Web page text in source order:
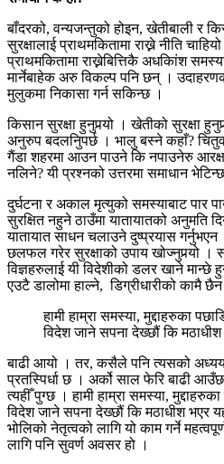
बाँदरको, वन्यजन्तुको होइन, खेतीबाली र
सुरक्षालाई प्राथमकितामा राख्ने नीति
प्राथमकितामा राख्नेबित्तिकै अधकिांश
मार्नेबाहेक अरु विकल्प पनि छन् ।
मुलुकमा निकासा गर्न सकिन्छ ।
किसान सुरक्षा हुनुपर्‍यो । खेतीको सुरक्षा
अनुरुप बदलनिुपर्छ । भालु बस्ने कहाँ?
गैंडा शहरमा आउन पाउने कि नपाउनेरु
नलिने? यी प्रश्नको उत्तरमा समाधान
दुर्घटना र अकाल मृत्युको समस्याबाट पार
सुरक्षित नहुने ठाउँमा यातायातको अनुमति
यातायात साधन चलाउने दुष्प्रयास
छलफल गरेर सुरक्षाको उपाय खोज्नुपर्‍यो ।
विज्ञहरुलाई यी विदेशीको डलर खाने
एउटै डालोमा हाल्ने, डिग्रीधारीको कामै
हामी हाम्रा समस्या, मुद्दाहरुका
विदेश जाने सपना देख्छौं कि मठाधीश
बाढी आयो । तर, कसैले पनि त्यसको
प्रतस्पिर्धा छ । अर्को साल फेरि बाढी
त्यहीँ पुग्छ । हामी हाम्रा समस्या,
विदेश जाने सपना देख्छौं कि मठाधीश भएर
भोलिको नेतृत्वको लागि यो काम गर्ने
लागि पनि सुवर्ण अवसर हो ।